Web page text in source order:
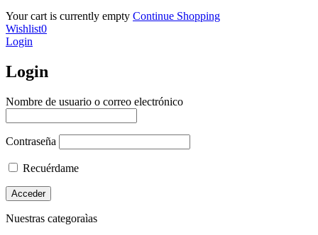
Your cart is currently empty Continue Shopping
Wishlist0
Login
Login
Nombre de usuario o correo electrónico
Contraseña
Recuérdame
Nuestras categoraìas